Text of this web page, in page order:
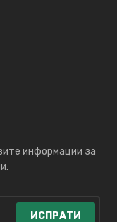
информации за
ИСПРАТИ